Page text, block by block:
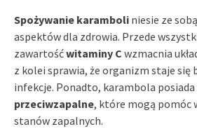
Spożywanie karamboli niesie ze
aspektów dla zdrowia. Przede
zawartośćwitaminy C wzmacnia
z kolei sprawia, że organizm staje się
infekcje. Ponadto, karambola posiada
przeciwzapalne, które mogą pomóc
stanów zapalnych.